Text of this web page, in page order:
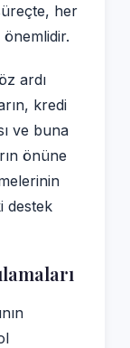
her
önemlidir.
ardı
kredi
ve buna
önüne
destek